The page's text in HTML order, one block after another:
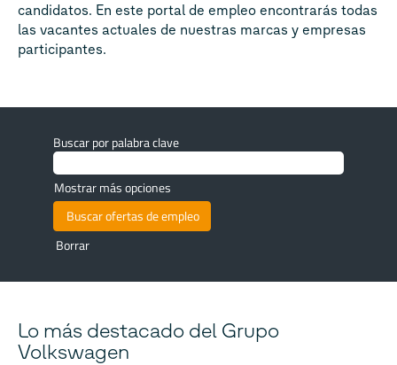
candidatos. En este portal de empleo encontrarás todas
las vacantes actuales de nuestras marcas y empresas
participantes.
Buscar por palabra clave
Mostrar más opciones
Borrar
Lo más destacado del Grupo
Volkswagen